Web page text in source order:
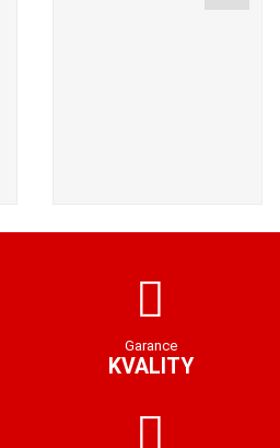
Garance
KVALITY